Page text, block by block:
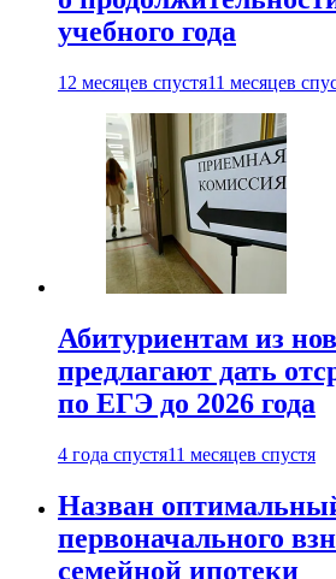
учебного года
12 месяцев спустя11 месяцев
Абитуриентам из
предлагают дать
по ЕГЭ до 2026 года
4 года спустя11 месяцев спустя
Назван
первоначального
семейной ипотеки